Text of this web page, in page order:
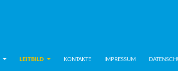
LEITBILD KONTAKTE IMPRESSUM